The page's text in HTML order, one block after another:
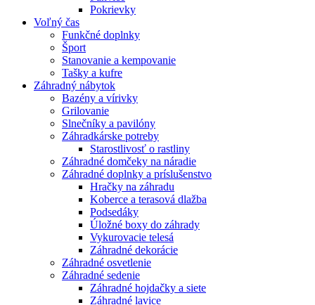
Pokrievky
Voľný čas
Funkčné doplnky
Šport
Stanovanie a kempovanie
Tašky a kufre
Záhradný nábytok
Bazény a vírivky
Grilovanie
Slnečníky a pavilóny
Záhradkárske potreby
Starostlivosť o rastliny
Záhradné domčeky na náradie
Záhradné doplnky a príslušenstvo
Hračky na záhradu
Koberce a terasová dlažba
Podsedáky
Úložné boxy do záhrady
Vykurovacie telesá
Záhradné dekorácie
Záhradné osvetlenie
Záhradné sedenie
Záhradné hojdačky a siete
Záhradné lavice